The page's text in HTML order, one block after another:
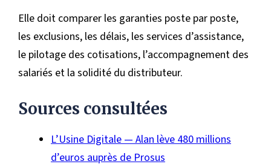
Elle doit comparer les garanties poste par poste,
les exclusions, les délais, les services d’assistance,
le pilotage des cotisations, l’accompagnement des
salariés et la solidité du distributeur.
Sources consultées
L’Usine Digitale — Alan lève 480 millions
d’euros auprès de Prosus